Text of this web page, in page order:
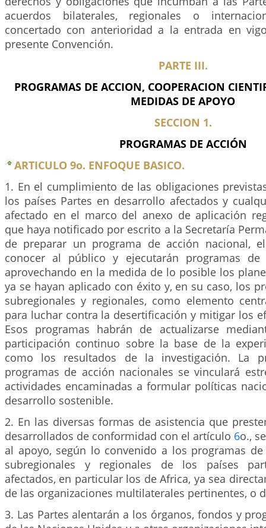
acuerdos bilaterales, regionales o
concertado con anterioridad a la entrada en
presente Convención.
PARTE III.
PROGRAMAS DE ACCION, COOPERACION
MEDIDAS DE APOYO
SECCION 1.
PROGRAMAS DE ACCIÓN
ARTICULO 9o. ENFOQUE BASICO.
1. En el cumplimiento de las obligaciones
los países Partes en desarrollo afectados y
afectado en el marco del anexo de aplicación
que haya notificado por escrito a la Secretaría
de preparar un programa de acción nacional,
conocer al público y ejecutarán programas de
aprovechando en la medida de lo posible los
ya se hayan aplicado con éxito y, en su caso, los
subregionales y regionales, como elemento
para luchar contra la desertificación y mitigar los
Esos programas habrán de actualizarse
participación continuo sobre la base de la
como los resultados de la investigación. La
programas de acción nacionales se vinculará
actividades encaminadas a formular políticas
desarrollo sostenible.
2. En las diversas formas de asistencia que
desarrollados de conformidad con el artículo 6o.,
al apoyo, según lo convenido a los programas de
subregionales y regionales de los países
afectados, en particular los de Africa, ya sea
de las organizaciones multilaterales pertinentes, o
3. Las Partes alentarán a los órganos, fondos y